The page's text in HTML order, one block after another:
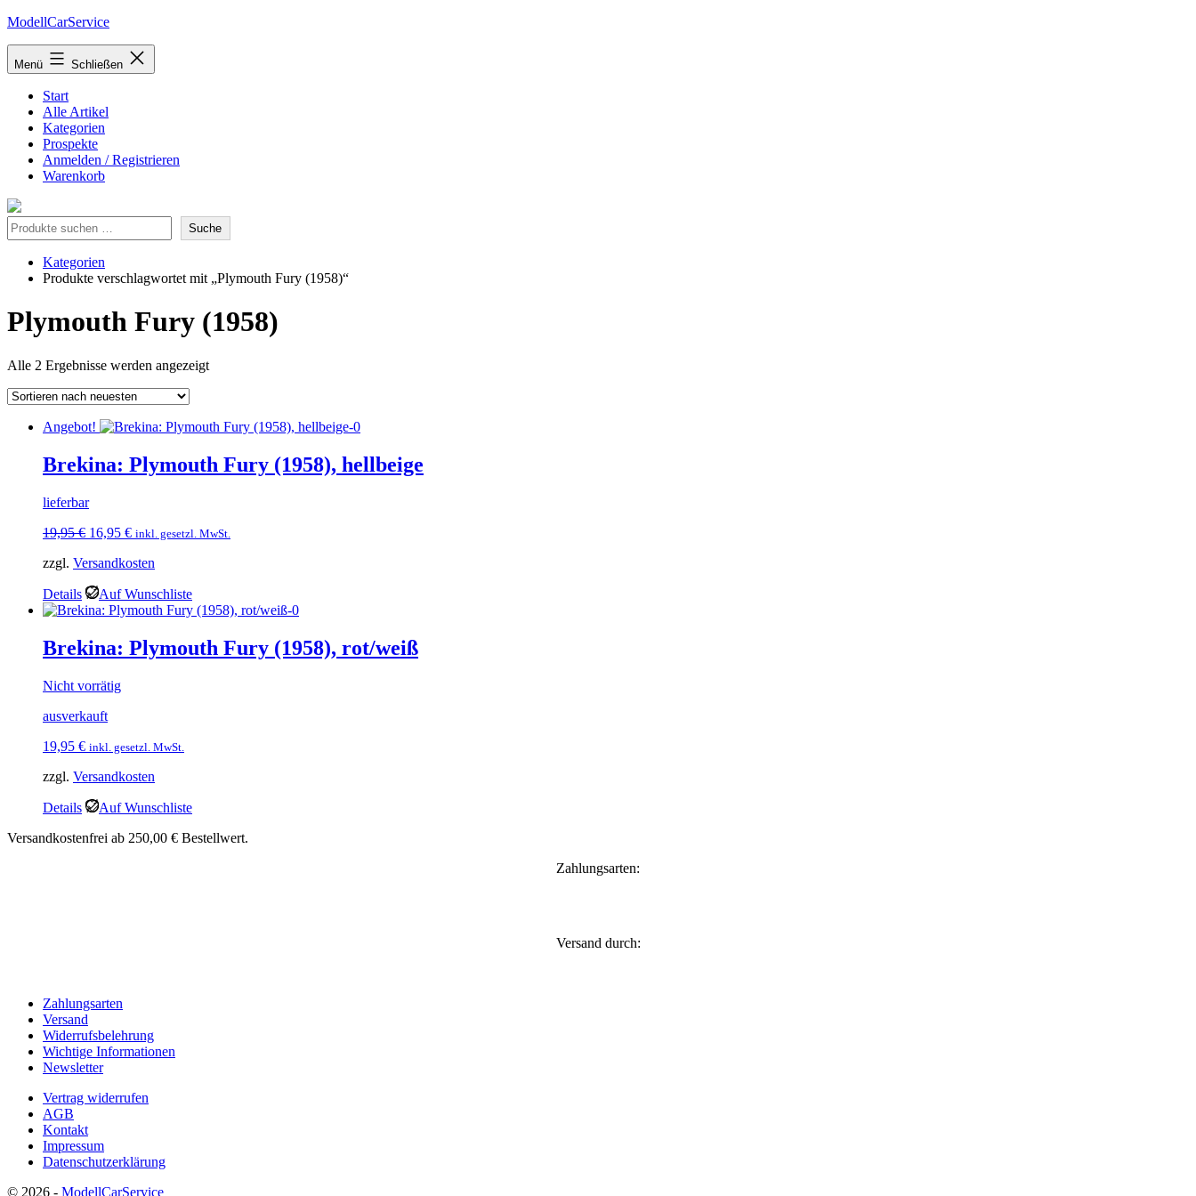
Zum
springen
ModellCarService
Menü Schließen
Start
Alle Artikel
Kategorien
Prospekte
Anmelden / Registrieren
Warenkorb
Suche Suche
Kategorien
Produkte verschlagwortet mit „Plymouth Fury (1958)“
Plymouth Fury (1958)
Alle 2 Ergebnisse werden angezeigtNach
Angebot!
Brekina: Plymouth Fury (1958), hellbeige
lieferbar
19,95€ Ursprünglicher
war:
16,95 €Aktueller
ist:
inkl. gesetzl. MwSt.
zzgl. Versandkosten
Details Auf Wunschliste
Brekina: Plymouth Fury (1958), rot/weiß
Nicht vorrätig
ausverkauft
19,95 € inkl. gesetzl. MwSt.
zzgl. Versandkosten
Details
Auf Wunschliste
Versandkostenfrei ab 250,00 € Bestellwert.
Zahlungsarten:
Versand durch:
Zahlungsarten
Versand
Widerrufsbelehrung
Wichtige Informationen
Newsletter
Vertrag widerrufen
AGB
Kontakt
Impressum
Datenschutzerklärung
© 2026 - ModellCarService